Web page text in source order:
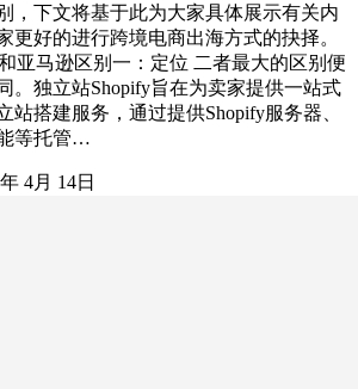
，下文将基于此为大家具体展示有关内
更好的进行跨境电商出海方式的抉择。
亚马逊区别一：定位 二者最大的区别便
。独立站Shopify旨在为卖家提供一站式
站搭建服务，通过提供Shopify服务器、
等托管…
4月 14日